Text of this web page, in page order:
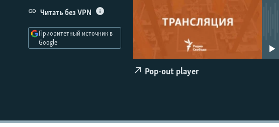
СЕВЕР.РЕАЛИИ
СИБИРЬ.РЕАЛИИ
РАСПИСАНИЕ ВЕЩАНИЯ
Pop-out player
Читать без VPN
Приоритетный источник в
Google